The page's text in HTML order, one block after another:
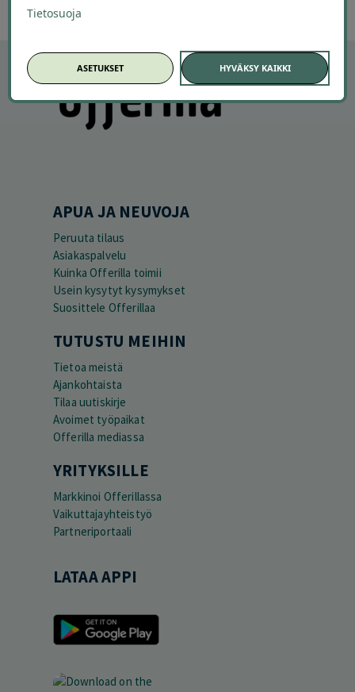
APUA JA NEUVOJA
Peruuta tilaus
Asiakaspalvelu
Kuinka Offerilla toimii
Usein kysytyt kysymykset
Suosittele Offerillaa
TUTUSTU MEIHIN
Tietoa meistä
Ajankohtaista
Tilaa uutiskirje
Avoimet työpaikat
Offerilla mediassa
YRITYKSILLE
Markkinoi Offerillassa
Vaikuttajayhteistyö
Partneriportaali
LATAA APPI
Tietosuoja
ASETUKSET HYVÄKSY KAIKKI